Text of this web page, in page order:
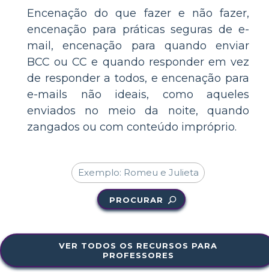
Encenação do que fazer e não fazer,
encenação para práticas seguras de e-
mail, encenação para quando enviar
BCC ou CC e quando responder em vez
de responder a todos, e encenação para
e-mails não ideais, como aqueles
enviados no meio da noite, quando
zangados ou com conteúdo impróprio.
PROCURAR
VER TODOS OS RECURSOS PARA
PROFESSORES